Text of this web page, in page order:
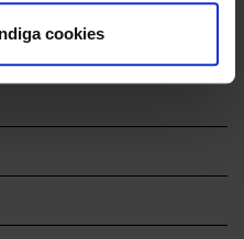
cookies